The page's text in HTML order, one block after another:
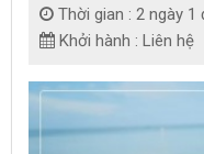
Thời gian : 2 ngày 1
Khởi hành : Liên hệ